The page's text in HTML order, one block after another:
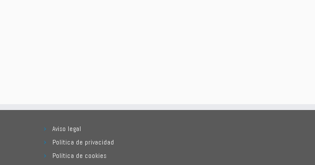
Aviso legal
Política de privacidad
Política de cookies